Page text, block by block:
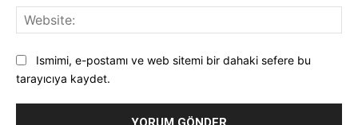
Ismimi, e-postamı ve web sitemi bir dahaki sefere bu
tarayıcıya kaydet.